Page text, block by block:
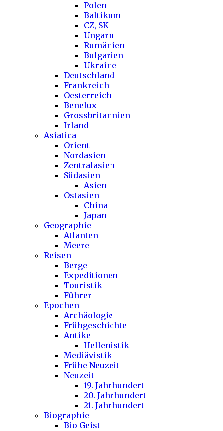
Polen
Baltikum
CZ, SK
Ungarn
Rumänien
Bulgarien
Ukraine
Deutschland
Frankreich
Oesterreich
Benelux
Grossbritannien
Irland
Asiatica
Orient
Nordasien
Zentralasien
Südasien
Asien
Ostasien
China
Japan
Geographie
Atlanten
Meere
Reisen
Berge
Expeditionen
Touristik
Führer
Epochen
Archäologie
Frühgeschichte
Antike
Hellenistik
Mediävistik
Frühe Neuzeit
Neuzeit
19. Jahrhundert
20. Jahrhundert
21. Jahrhundert
Biographie
Bio Geist